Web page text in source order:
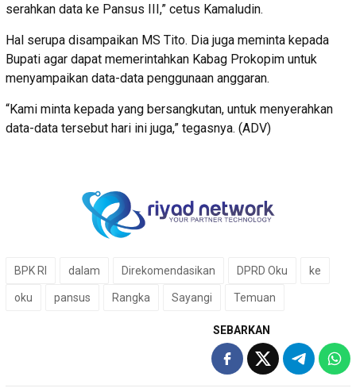
serahkan data ke Pansus III,” cetus Kamaludin.
Hal serupa disampaikan MS Tito. Dia juga meminta kepada
Bupati agar dapat memerintahkan Kabag Prokopim untuk
menyampaikan data-data penggunaan anggaran.
“Kami minta kepada yang bersangkutan, untuk menyerahkan
data-data tersebut hari ini juga,” tegasnya. (ADV)
BPK RI dalam Direkomendasikan DPRD Oku ke
oku pansus Rangka Sayangi Temuan
SEBARKAN